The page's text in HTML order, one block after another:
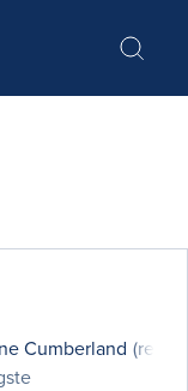
Cumberland (red.)